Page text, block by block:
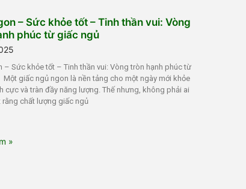
– Sức khỏe tốt – Tinh thần vui: Vòng
phúc từ giấc ngủ
– Sức khỏe tốt – Tinh thần vui: Vòng tròn hạnh phúc từ
giấc ngủ ngon là nền tảng cho một ngày mới khỏe
cực và tràn đầy năng lượng. Thế nhưng, không phải ai
rằng chất lượng giấc ngủ
»